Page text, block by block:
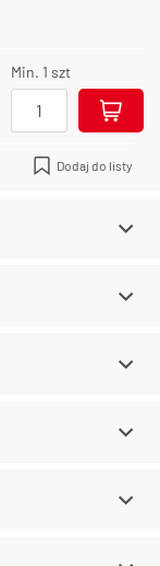
Min. 1 szt
Dodaj do listy